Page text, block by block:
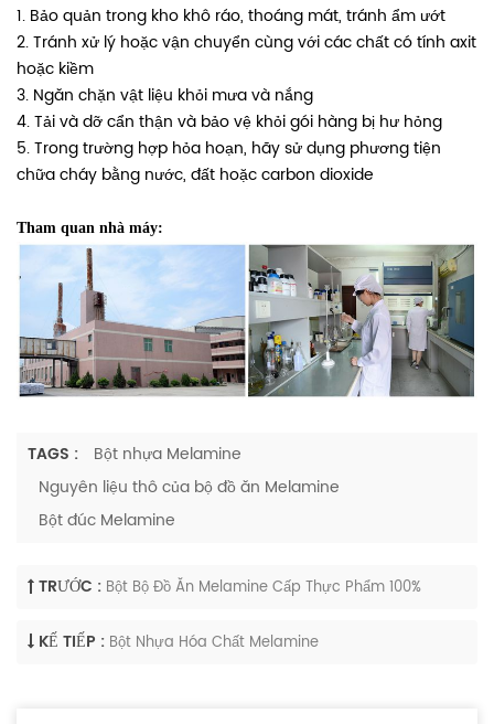
1. Bảo quản trong kho khô ráo, thoáng mát, tránh ẩm ướt
2. Tránh xử lý hoặc vận chuyển cùng với các chất có tính axit
hoặc kiềm
3. Ngăn chặn vật liệu khỏi mưa và nắng
4. Tải và dỡ cẩn thận và bảo vệ khỏi gói hàng bị hư hỏng
5. Trong trường hợp hỏa hoạn, hãy sử dụng phương tiện
chữa cháy bằng nước, đất hoặc carbon dioxide
Tham quan nhà máy:
TAGS :
Bột nhựa Melamine
Nguyên liệu thô của bộ đồ ăn Melamine
Bột đúc Melamine
TRƯỚC : Bột Bộ Đồ Ăn Melamine Cấp Thực Phẩm 100%
KẾ TIẾP : Bột Nhựa Hóa Chất Melamine